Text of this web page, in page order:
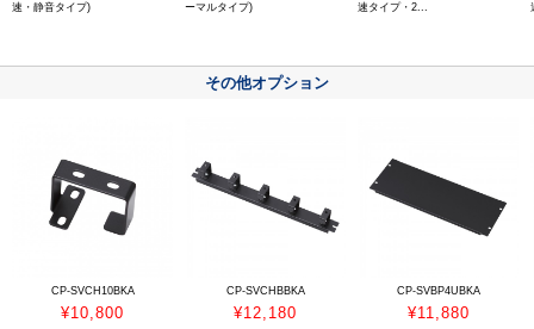
速・静音タイプ)
ーマルタイプ)
速タイプ・2...
その他オプション
CP-SVCH10BKA
¥10,800
CP-SVCHBBKA
¥12,180
CP-SVBP4UBKA
¥11,880